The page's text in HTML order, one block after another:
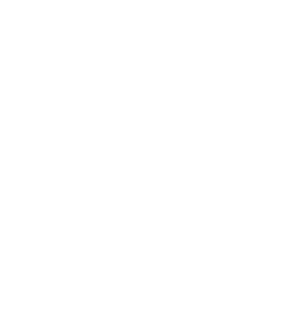
Как